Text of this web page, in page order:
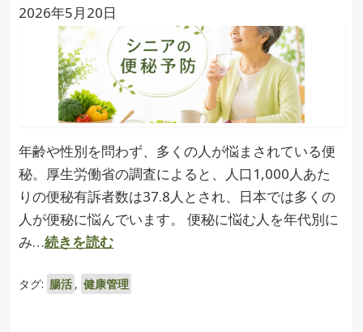
2026年5月20日
年齢や性別を問わず、多くの人が悩まされている便
秘。厚生労働省の調査によると、人口1,000人あた
りの便秘有訴者数は37.8人とされ、日本では多くの
人が便秘に悩んでいます。 便秘に悩む人を年代別に
み…続きを読む
タグ: 腸活 , 健康管理